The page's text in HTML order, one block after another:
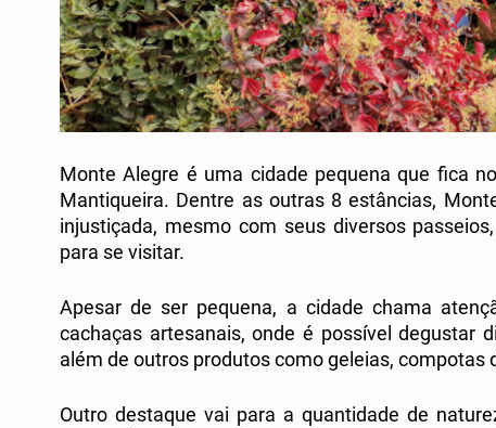
Monte Alegre é uma cidade pequena que fica
Mantiqueira. Dentre as outras 8 estâncias,
injustiçada, mesmo com seus diversos
para se visitar.
Apesar de ser pequena, a cidade chama
cachaças artesanais, onde é possível degustar
além de outros produtos como geleias, compotas
Outro destaque vai para a quantidade de